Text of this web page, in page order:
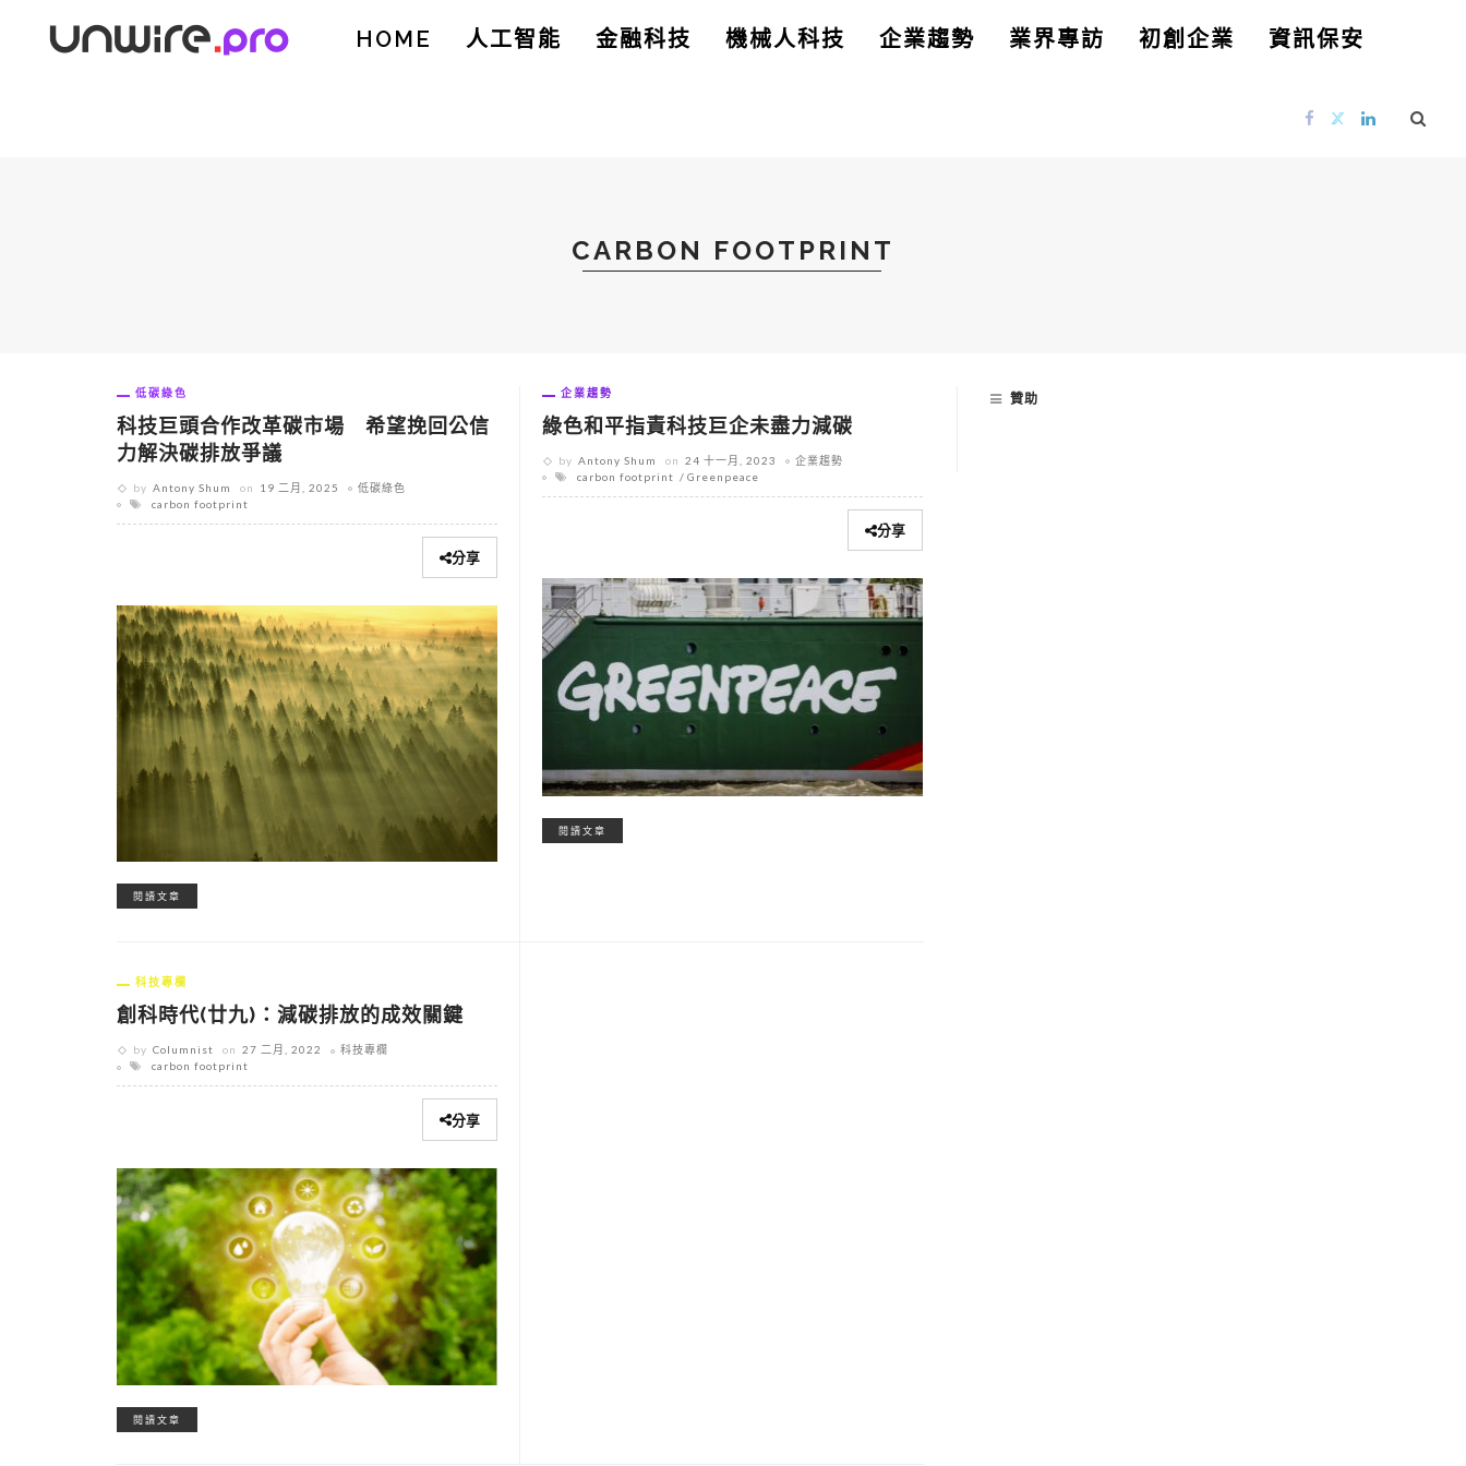
HOME 人工智能 金融科技 機械人科技 企業趨勢 業界專訪 初創企業 資訊保安
CARBON FOOTPRINT
低碳綠色
科技巨頭合作改革碳市場 希望挽回公信
力解決碳排放爭議
by Antony Shum on 19 二月, 2025
低碳綠色
carbon footprint
分享
閱讀文章
企業趨勢
綠色和平指責科技巨企未盡力減碳
by Antony Shum on 24 十一月, 2023
企業趨勢
carbon footprint
Greenpeace
分享
閱讀文章
科技專欄
創科時代(廿九)：減碳排放的成效關鍵
by Columnist on 27 二月, 2022
科技專欄
carbon footprint
分享
閱讀文章
贊助